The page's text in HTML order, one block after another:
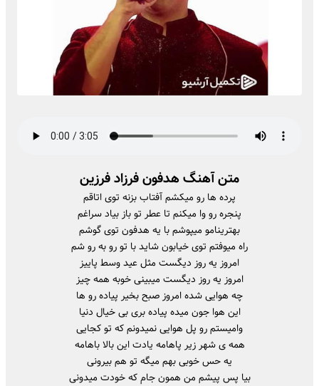
متن آهنگ هدفون فرزاد فرزین
پرده ها رو میکشم آفتاب بزنه توی اتاقم
پنجره رو وا میکنم تا عطر تو باز بیاد سراغم
بهترینامو میپوشم با یه هدفون توی گوشم
راه میوفتم توی خیابون شاید با تو رو به رو شم
امروز یه روز دیگست مثل عید وسط پاییز
امروز یه روز دیگست میبینی خوبه همه چیز
چه هوایی شده امروز صبح بخیر پیاده رو ها
این هوا جون میده پیاده بری بی خیال دنیا
وامیستم رو پل هوایی نمیدونم که تو کجایی
همه ی شهر زیر پاهامه یادت این بالا باهامه
یه حس خوبی بهم میگه تو هم بیرونی
بیا پس پیشم من همون جام که خودت میدونی